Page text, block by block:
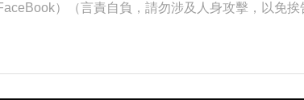
）（言責自負，請勿涉及人身攻擊，以免挨